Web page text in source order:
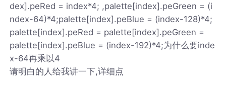
dex].peRed = index*4; ,palette[index].peGreen = (i
ndex-64)*4;palette[index].peBlue = (index-128)*4;
palette[index].peRed = palette[index].peGreen =
palette[index].peBlue = (index-192)*4;为什么要inde
x-64再乘以4
请明白的人给我讲一下,详细点